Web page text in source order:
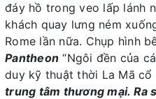
đáy hồ trong veo lấp lánh
khách quay lưng ném
Rome lần nữa. Chụp hình
Pantheon “Ngôi đền của
duy kỹ thuật thời La Mã cổ
trung tâm thương mại. Ra